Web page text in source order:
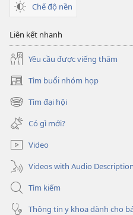
Chế độ nền
Liên kết nhanh
Yêu cầu được viếng thăm
Tìm buổi nhóm họp
(mở
cửa
sổ
mới)
Tìm đại hội
(mở
cửa
sổ
mới)
Có gì mới?
Video
Videos with Audio
Tìm kiếm
Thông tin y khoa dành cho